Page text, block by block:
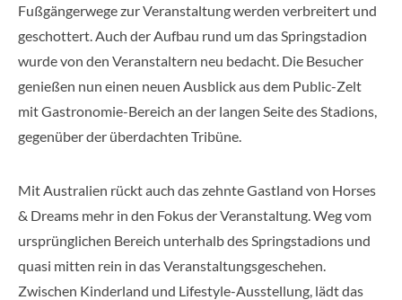
Fußgängerwege zur Veranstaltung werden verbreitert und
geschottert. Auch der Aufbau rund um das Springstadion
wurde von den Veranstaltern neu bedacht. Die Besucher
genießen nun einen neuen Ausblick aus dem Public-Zelt
mit Gastronomie-Bereich an der langen Seite des Stadions,
gegenüber der überdachten Tribüne.
Mit Australien rückt auch das zehnte Gastland von Horses
& Dreams mehr in den Fokus der Veranstaltung. Weg vom
ursprünglichen Bereich unterhalb des Springstadions und
quasi mitten rein in das Veranstaltungsgeschehen.
Zwischen Kinderland und Lifestyle-Ausstellung, lädt das